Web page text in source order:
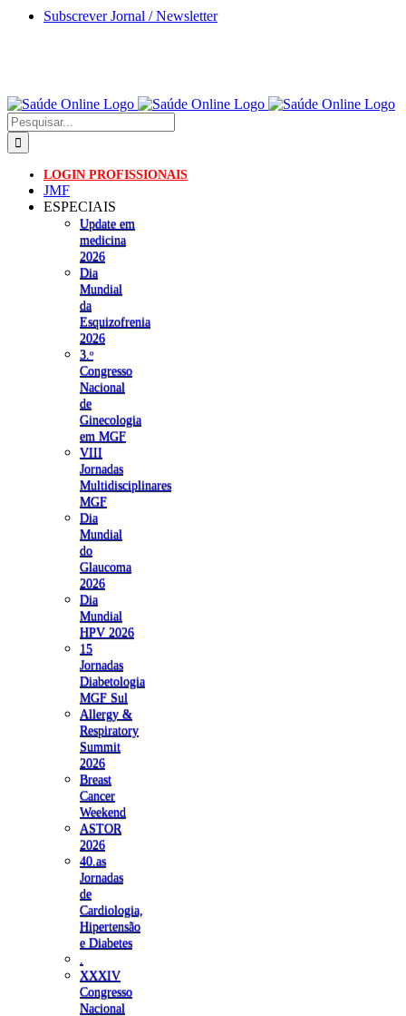
Skip
Subscrever Jornal / Newsletter
Pesquisar
LOGIN PROFISSIONAIS
JMF
ESPECIAIS
Update em
medicina
2026
Dia
Mundial
da
Esquizofrenia
2026
3.ᵒ
Congresso
Nacional
de
Ginecologia
em MGF
VIII
Jornadas
Multidisciplinares
MGF
Dia
Mundial
do
Glaucoma
2026
Dia
Mundial
HPV 2026
15
Jornadas
Diabetologia
MGF Sul
Allergy &
Respiratory
Summit
2026
Breast
Cancer
Weekend
ASTOR
2026
40.as
Jornadas
de
Cardiologia,
Hipertensão
e Diabetes
XXXIV
Congresso
Nacional